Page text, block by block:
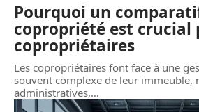
Pourquoi un
copropriété est crucial
copropriétaires
Les copropriétaires font face à une
souvent complexe de leur immeuble,
administratives,…